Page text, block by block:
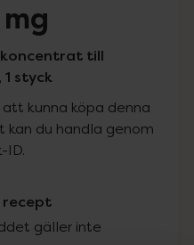
till
styck
kunna köpa denna
kan du handla genom
ID.
recept
gäller inte